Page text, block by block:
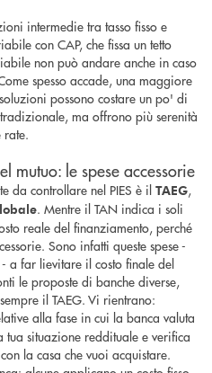
intermedie tra tasso fisso e
con CAP, che fissa un tetto
non può andare anche in caso
spesso accade, una maggiore
possono costare un po' di
ma offrono più serenità
rate.
mutuo: le spese accessorie
da controllare nel PIES è il TAEG,
. Mentre il TAN indica i soli
reale del finanziamento, perché
Sono infatti queste spese -
a far lievitare il costo finale del
le proposte di banche diverse,
il TAEG. Vi rientrano:
alla fase in cui la banca valuta
situazione reddituale e verifica
la casa che vuoi acquistare.